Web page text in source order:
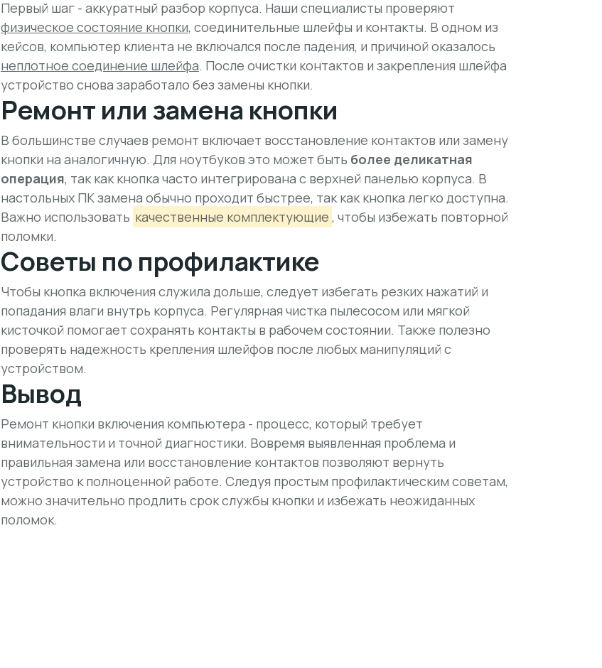
Первый шаг - аккуратный разбор корпуса. Наши специалисты проверяют
физическое состояние кнопки, соединительные шлейфы и контакты. В одном из
кейсов, компьютер клиента не включался после падения, и причиной оказалось
неплотное соединение шлейфа. После очистки контактов и закрепления шлейфа
устройство снова заработало без замены кнопки.
Ремонт или замена кнопки
В большинстве случаев ремонт включает восстановление контактов или замену
кнопки на аналогичную. Для ноутбуков это может быть более деликатная
операция, так как кнопка часто интегрирована с верхней панелью корпуса. В
настольных ПК замена обычно проходит быстрее, так как кнопка легко доступна.
Важно использовать качественные комплектующие , чтобы избежать повторной
поломки.
Советы по профилактике
Чтобы кнопка включения служила дольше, следует избегать резких нажатий и
попадания влаги внутрь корпуса. Регулярная чистка пылесосом или мягкой
кисточкой помогает сохранять контакты в рабочем состоянии. Также полезно
проверять надежность крепления шлейфов после любых манипуляций с
устройством.
Вывод
Ремонт кнопки включения компьютера - процесс, который требует
внимательности и точной диагностики. Вовремя выявленная проблема и
правильная замена или восстановление контактов позволяют вернуть
устройство к полноценной работе. Следуя простым профилактическим советам,
можно значительно продлить срок службы кнопки и избежать неожиданных
поломок.